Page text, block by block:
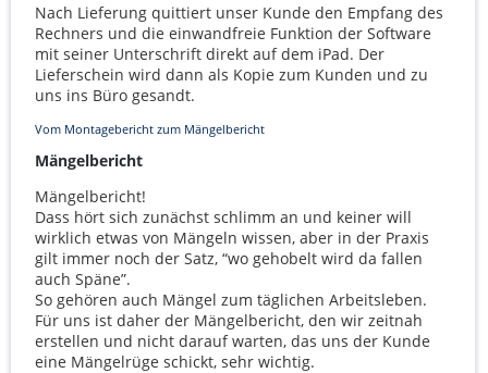
Nach Lieferung quittiert unser Kunde den Empfang des
Rechners und die einwandfreie Funktion der Software
mit seiner Unterschrift direkt auf dem iPad. Der
Lieferschein wird dann als Kopie zum Kunden und zu
uns ins Büro gesandt.
Vom Montagebericht zum Mängelbericht
Mängelbericht
Mängelbericht!
Dass hört sich zunächst schlimm an und keiner will
wirklich etwas von Mängeln wissen, aber in der Praxis
gilt immer noch der Satz, “wo gehobelt wird da fallen
auch Späne”.
So gehören auch Mängel zum täglichen Arbeitsleben.
Für uns ist daher der Mängelbericht, den wir zeitnah
erstellen und nicht darauf warten, das uns der Kunde
eine Mängelrüge schickt, sehr wichtig.